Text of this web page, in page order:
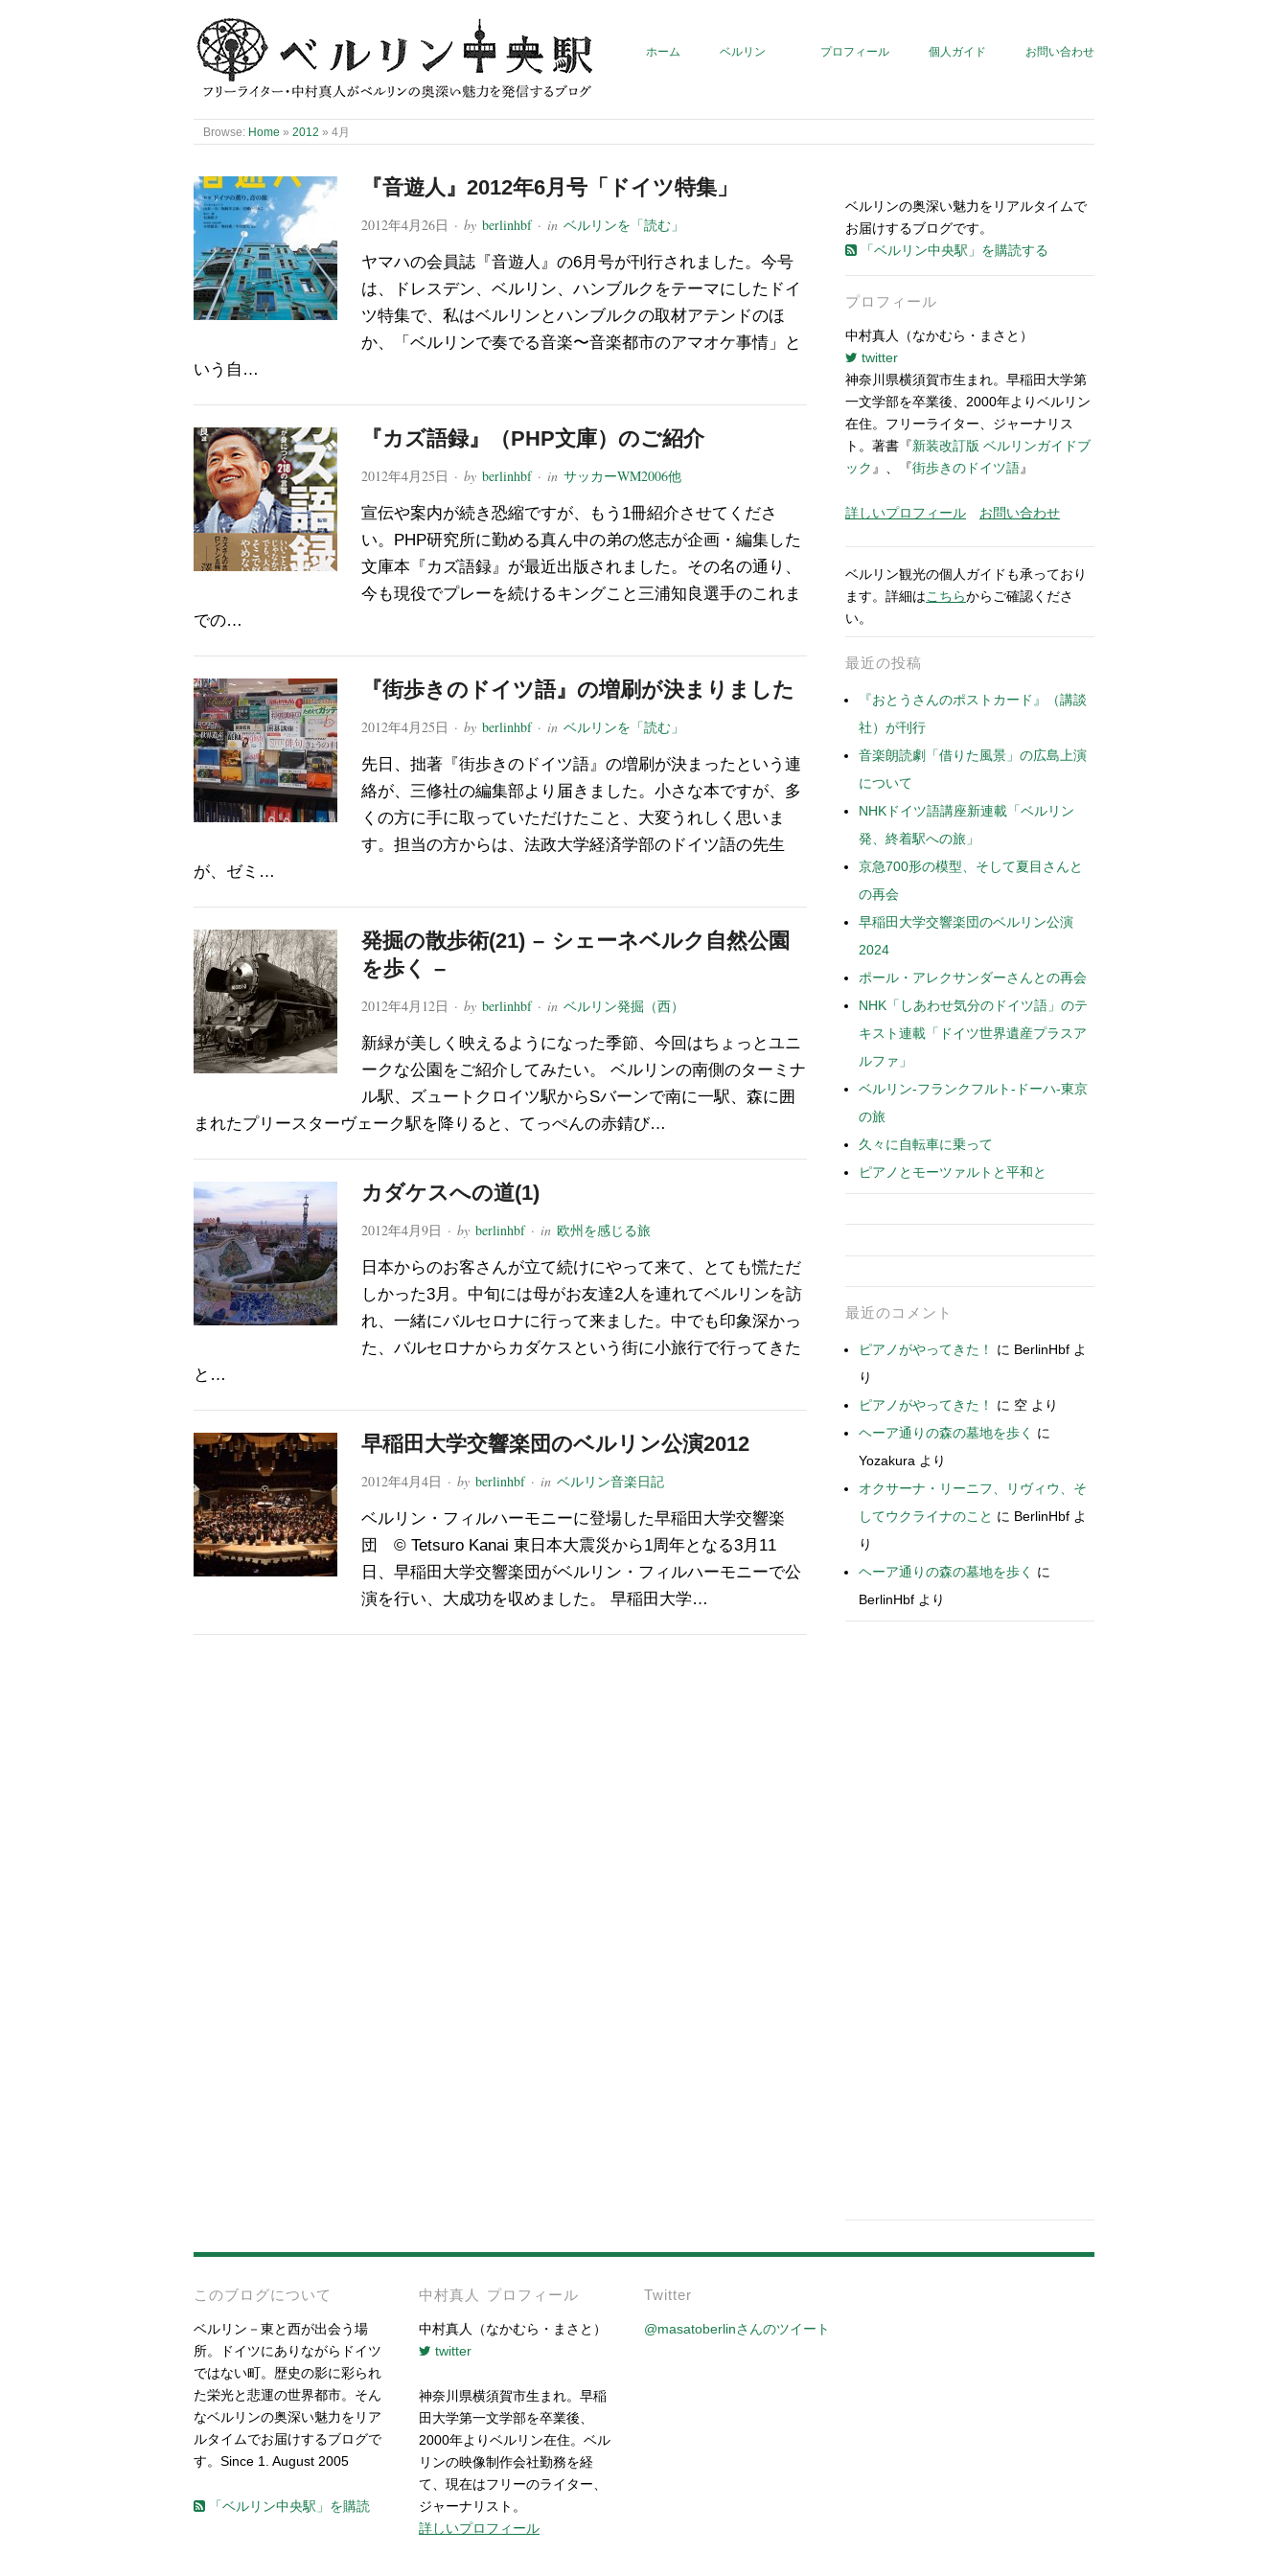
ホーム ベルリン プロフィール 個人ガイド お問い合わせ
Browse: Home » 2012 » 4月
『音遊人』2012年6月号「ドイツ特集」
2012年4月26日 · by berlinhbf· in ベルリンを「読む」
ヤマハの会員誌『音遊人』の6月号が刊行されました。今号
は、ドレスデン、ベルリン、ハンブルクをテーマにしたドイ
ツ特集で、私はベルリンとハンブルクの取材アテンドのほ
か、「ベルリンで奏でる音楽〜音楽都市のアマオケ事情」と
いう自…
『カズ語録』（PHP文庫）のご紹介
2012年4月25日 · by berlinhbf· in サッカーWM2006他
宣伝や案内が続き恐縮ですが、もう1冊紹介させてくださ
い。PHP研究所に勤める真ん中の弟の悠志が企画・編集した
文庫本『カズ語録』が最近出版されました。その名の通り、
今も現役でプレーを続けるキングこと三浦知良選手のこれま
での…
『街歩きのドイツ語』の増刷が決まりました
2012年4月25日 · by berlinhbf· in ベルリンを「読む」
先日、拙著『街歩きのドイツ語』の増刷が決まったという連
絡が、三修社の編集部より届きました。小さな本ですが、多
くの方に手に取っていただけたこと、大変うれしく思いま
す。担当の方からは、法政大学経済学部のドイツ語の先生
が、ゼミ…
発掘の散歩術(21) – シェーネベルク自然公園
を歩く –
2012年4月12日 · by berlinhbf· in ベルリン発掘（西）
新緑が美しく映えるようになった季節、今回はちょっとユニ
ークな公園をご紹介してみたい。 ベルリンの南側のターミナ
ル駅、ズュートクロイツ駅からSバーンで南に一駅、森に囲
まれたプリースターヴェーク駅を降りると、てっぺんの赤錆び…
カダケスへの道(1)
2012年4月9日 · by berlinhbf· in 欧州を感じる旅
日本からのお客さんが立て続けにやって来て、とても慌ただ
しかった3月。中旬には母がお友達2人を連れてベルリンを訪
れ、一緒にバルセロナに行って来ました。中でも印象深かっ
た、バルセロナからカダケスという街に小旅行で行ってきた
と…
早稲田大学交響楽団のベルリン公演2012
2012年4月4日 · by berlinhbf· in ベルリン音楽日記
ベルリン・フィルハーモニーに登場した早稲田大学交響楽
団 © Tetsuro Kanai 東日本大震災から1周年となる3月11
日、早稲田大学交響楽団がベルリン・フィルハーモニーで公
演を行い、大成功を収めました。 早稲田大学…
ベルリンの奥深い魅力をリアルタイムで
お届けするブログです。
「ベルリン中央駅」を購読する
プロフィール
中村真人（なかむら・まさと）
twitter
神奈川県横須賀市生まれ。早稲田大学第
一文学部を卒業後、2000年よりベルリン
在住。フリーライター、ジャーナリス
ト。著書『新装改訂版 ベルリンガイドブ
ック 』、『街歩きのドイツ語』
詳しいプロフィール お問い合わせ
ベルリン観光の個人ガイドも承っており
ます。詳細はこちらからご確認くださ
い。
最近の投稿
『おとうさんのポストカード』（講談
社）が刊行
音楽朗読劇「借りた風景」の広島上演
について
NHKドイツ語講座新連載「ベルリン
発、終着駅への旅」
京急700形の模型、そして夏目さんと
の再会
早稲田大学交響楽団のベルリン公演
2024
ポール・アレクサンダーさんとの再会
NHK「しあわせ気分のドイツ語」のテ
キスト連載「ドイツ世界遺産プラスア
ルファ」
ベルリン-フランクフルト-ドーハ-東京
の旅
久々に自転車に乗って
ピアノとモーツァルトと平和と
最近のコメント
ピアノがやってきた！ に BerlinHbf よ
り
ピアノがやってきた！
に 空 より
ヘーア通りの森の墓地を歩く
に
Yozakura より
オクサーナ・リーニフ、リヴィウ、そ
してウクライナのこと に BerlinHbf よ
り
ヘーア通りの森の墓地を歩く
に
BerlinHbf より
このブログについて
ベルリン－東と西が出会う場
所。ドイツにありながらドイツ
ではない町。歴史の影に彩られ
た栄光と悲運の世界都市。そん
なベルリンの奥深い魅力をリア
ルタイムでお届けするブログで
す。Since 1. August 2005
「ベルリン中央駅」を購読
中村真人 プロフィール
中村真人（なかむら・まさと）
twitter
神奈川県横須賀市生まれ。早稲
田大学第一文学部を卒業後、
2000年よりベルリン在住。ベル
リンの映像制作会社勤務を経
て、現在はフリーのライター、
ジャーナリスト。
詳しいプロフィール
Twitter
@masatoberlinさんのツイート